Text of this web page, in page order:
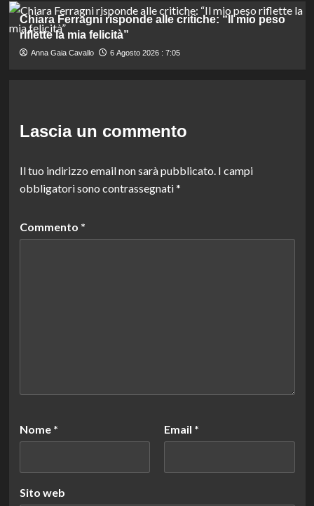
Chiara Ferragni risponde alle critiche: “Il mio peso
riflette la mia felicità”
Anna Gaia Cavallo 6 Agosto 2026 : 7:05
Lascia un commento
Il tuo indirizzo email non sarà pubblicato. I campi
obbligatori sono contrassegnati*
Commento *
Nome * Email *
Sito web